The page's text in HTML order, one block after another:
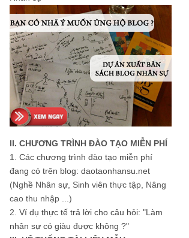
II. CHƯƠNG TRÌNH ĐÀO TẠO MIỄN PHÍ
1. Các chương trình đào tạo miễn phí
đang có trên blog: daotaonhansu.net
(Nghề Nhân sự, Sinh viên thực tập, Nâng
cao thu nhập ...)
2. Ví dụ thực tế trả lời cho câu hỏi: "Làm
nhân sự có giàu được không ?"